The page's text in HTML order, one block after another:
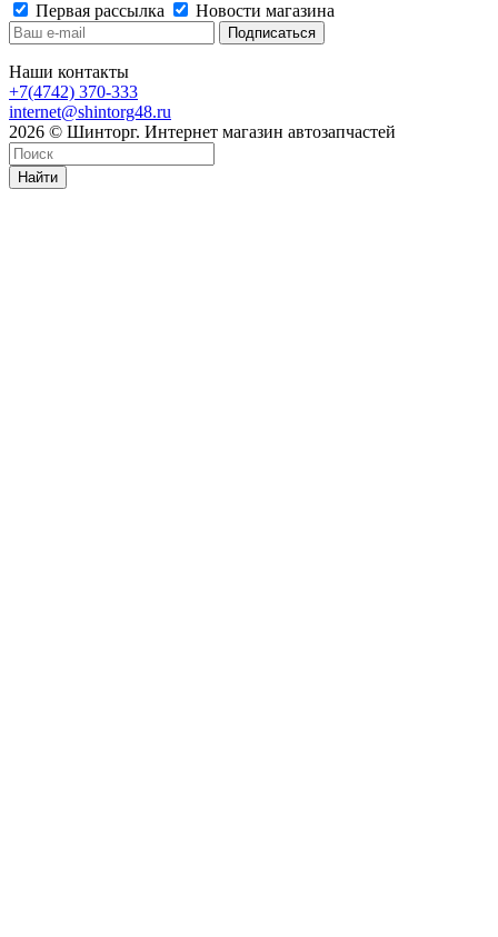
Первая рассылка
Новости магазина
Наши контакты
+7(4742) 370-333
internet@shintorg48.ru
2026 © Шинторг. Интернет магазин автозапчастей
Найти